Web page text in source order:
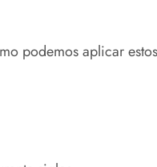
podemos aplicar